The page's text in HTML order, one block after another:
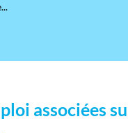
associées